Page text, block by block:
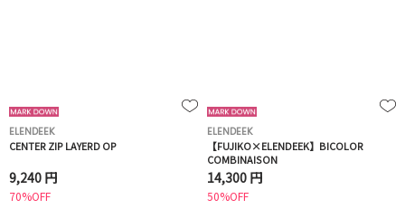
ELENDEEK
CENTER ZIP LAYERD OP
9,240 円
70%OFF
ELENDEEK
【FUJIKO×ELENDEEK】BICOLOR
COMBINAISON
14,300 円
50%OFF